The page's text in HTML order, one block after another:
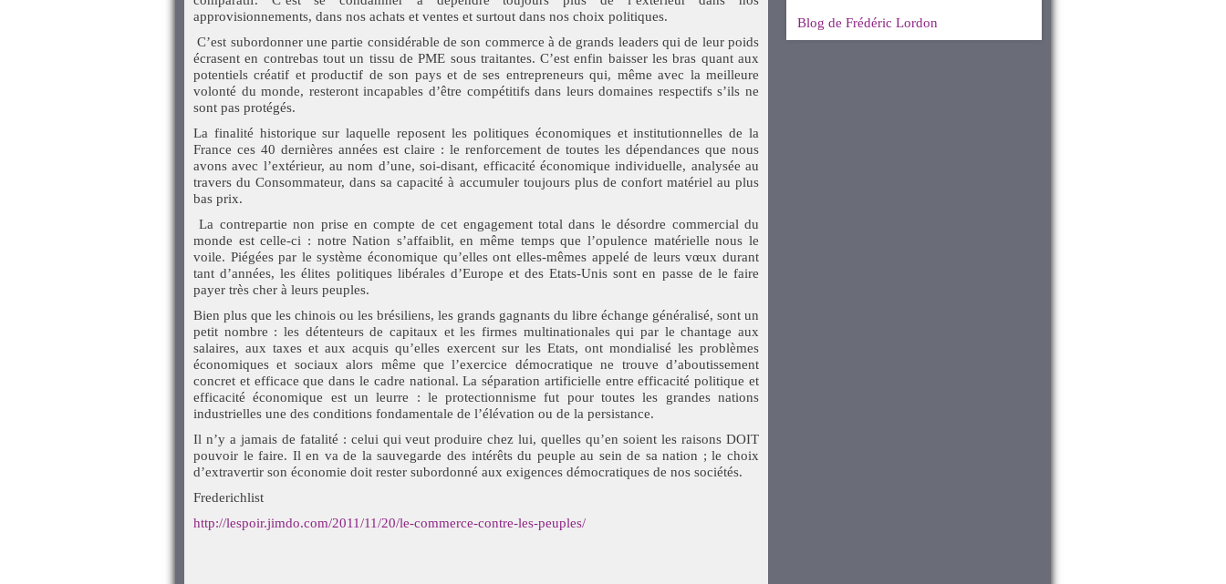
approvisionnements, dans nos achats et ventes et surtout dans nos choix politiques.
C’est subordonner une partie considérable de son commerce à de grands leaders qui de leur poids
écrasent en contrebas tout un tissu de PME sous traitantes. C’est enfin baisser les bras quant aux
potentiels créatif et productif de son pays et de ses entrepreneurs qui, même avec la meilleure
volonté du monde, resteront incapables d’être compétitifs dans leurs domaines respectifs s’ils ne
sont pas protégés.
La finalité historique sur laquelle reposent les politiques économiques et institutionnelles de la
France ces 40 dernières années est claire : le renforcement de toutes les dépendances que nous
avons avec l’extérieur, au nom d’une, soi-disant, efficacité économique individuelle, analysée au
travers du Consommateur, dans sa capacité à accumuler toujours plus de confort matériel au plus
bas prix.
La contrepartie non prise en compte de cet engagement total dans le désordre commercial du
monde est celle-ci : notre Nation s’affaiblit, en même temps que l’opulence matérielle nous le
voile. Piégées par le système économique qu’elles ont elles-mêmes appelé de leurs vœux durant
tant d’années, les élites politiques libérales d’Europe et des Etats-Unis sont en passe de le faire
payer très cher à leurs peuples.
Bien plus que les chinois ou les brésiliens, les grands gagnants du libre échange généralisé, sont un
petit nombre : les détenteurs de capitaux et les firmes multinationales qui par le chantage aux
salaires, aux taxes et aux acquis qu’elles exercent sur les Etats, ont mondialisé les problèmes
économiques et sociaux alors même que l’exercice démocratique ne trouve d’aboutissement
concret et efficace que dans le cadre national. La séparation artificielle entre efficacité politique et
efficacité économique est un leurre : le protectionnisme fut pour toutes les grandes nations
industrielles une des conditions fondamentale de l’élévation ou de la persistance.
Il n’y a jamais de fatalité : celui qui veut produire chez lui, quelles qu’en soient les raisons DOIT
pouvoir le faire. Il en va de la sauvegarde des intérêts du peuple au sein de sa nation ; le choix
d’extravertir son économie doit rester subordonné aux exigences démocratiques de nos sociétés.
Frederichlist
http://lespoir.jimdo.com/2011/11/20/le-commerce-contre-les-peuples/
Blog de Frédéric Lordon